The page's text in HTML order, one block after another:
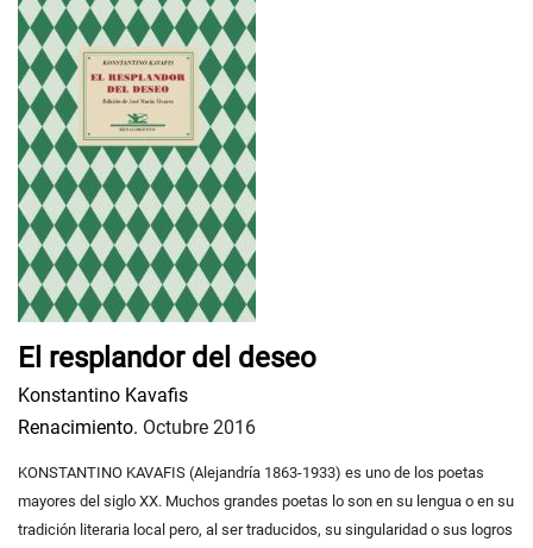
El resplandor del deseo
Konstantino Kavafis
Renacimiento. Octubre 2016
KONSTANTINO KAVAFIS (Alejandría 1863-1933) es uno de los poetas
mayores del siglo XX. Muchos grandes poetas lo son en su lengua o en su
tradición literaria local pero, al ser traducidos, su singularidad o sus logros